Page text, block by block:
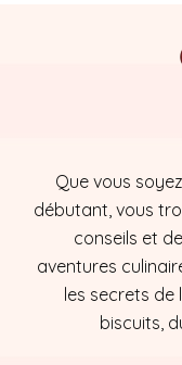
Que vous
débutant, vous
conseils et
aventures
les secrets de
biscuits,